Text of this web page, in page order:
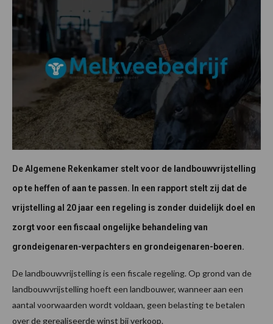
De Algemene Rekenkamer stelt voor de landbouwvrijstelling
op te heffen of aan te passen. In een rapport stelt zij dat de
vrijstelling al 20 jaar een regeling is zonder duidelijk doel en
zorgt voor een fiscaal ongelijke behandeling van
grondeigenaren-verpachters en grondeigenaren-boeren.
De landbouwvrijstelling is een fiscale regeling. Op grond van de
landbouwvrijstelling hoeft een landbouwer, wanneer aan een
aantal voorwaarden wordt voldaan, geen belasting te betalen
over de gerealiseerde winst bij verkoop.